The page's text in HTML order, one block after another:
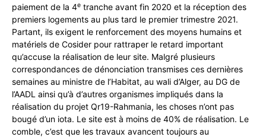
paiement de la 4e tranche avant fin 2020 et la réception des
premiers logements au plus tard le premier trimestre 2021.
Partant, ils exigent le renforcement des moyens humains et
matériels de Cosider pour rattraper le retard important
qu’accuse la réalisation de leur site. Malgré plusieurs
correspondances de dénonciation transmises ces dernières
semaines au ministre de l’Habitat, au wali d’Alger, au DG de
l’AADL ainsi qu’à d’autres organismes impliqués dans la
réalisation du projet Qr19-Rahmania, les choses n’ont pas
bougé d’un iota. Le site est à moins de 40% de réalisation. Le
comble, c’est que les travaux avancent toujours au